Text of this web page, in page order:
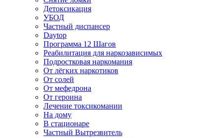
Детоксикация
УБОД
Частный диспансер
Daytop
Программа 12 Шагов
Реабилитация для наркозависимых
Подростковая наркомания
От лёгких наркотиков
От солей
От мефедрона
От героина
Лечение токсикомании
На дому
В стационаре
Частный Вытрезвитель